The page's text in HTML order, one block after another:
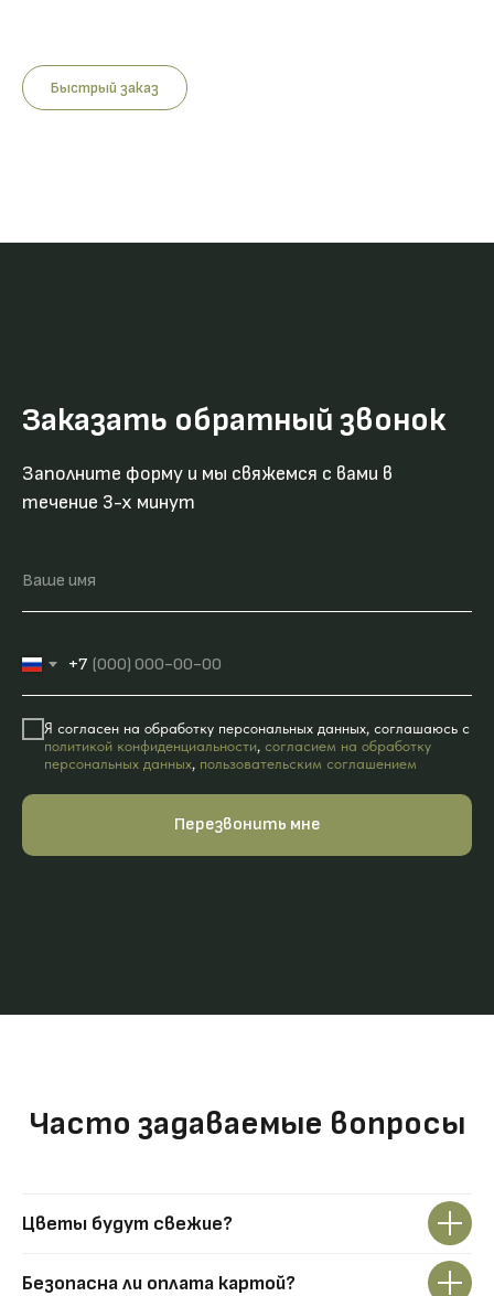
Быстрый заказ
Заказать обратный звонок
Заполните форму и мы свяжемся с вами в
течение 3-х минут
Ваше имя
+7
Я согласен на обработку персональных данных, соглашаюсь с
политикой конфиденциальности, согласием на обработку
персональных данных, пользовательским соглашением
Перезвонить мне
Часто задаваемые вопросы
Цветы будут свежие?
Безопасна ли оплата картой?